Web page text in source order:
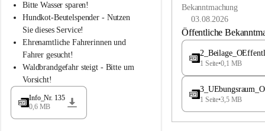
h
a
d
l
Bitte Wasser sparen!
Hundkot-Beutelspender - Nutzen
Sie dieses Service!
Ehrenamtliche Fahrerinnen und
Fahrer gesucht!
Waldbrandgefahr steigt - Bitte um
Vorsicht!
Info_Nr. 135
0,6 MB
e
Bekanntmachung
03.08.2026
Öffentliche
1 Seite•0,1 MB
1 Seite•3,5 MB